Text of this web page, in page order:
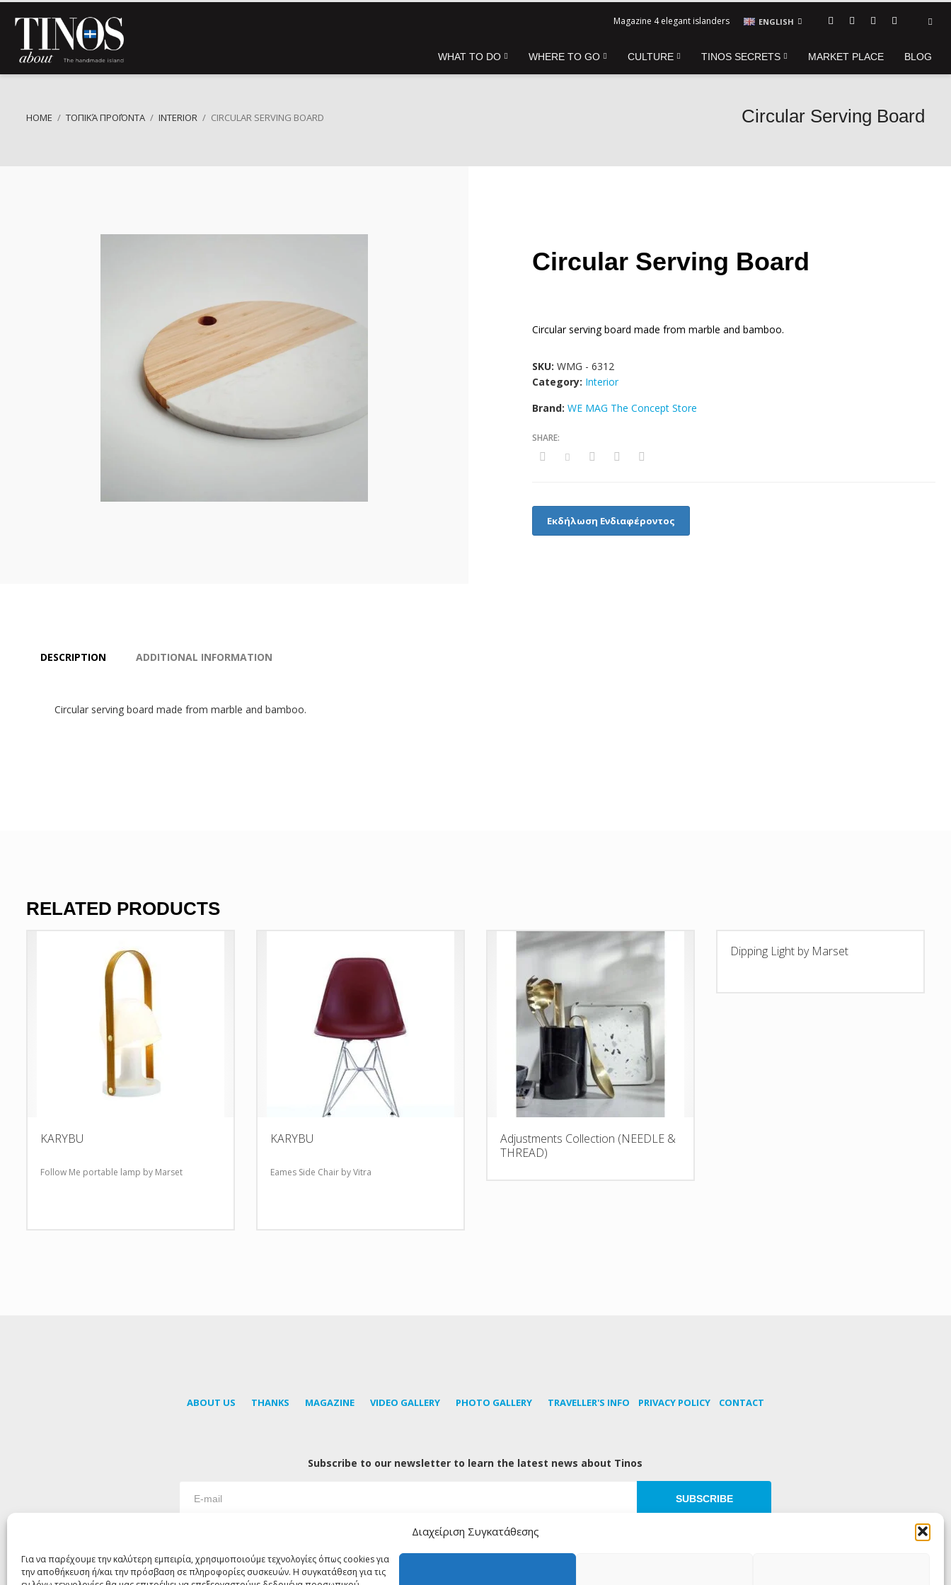
Διαχείριση Συγκατάθεσης
Για να παρέχουμε την καλύτερη εμπειρία, χρησιμοποιούμε τεχνολογίες όπως cookies για
την αποθήκευση ή/και την πρόσβαση σε πληροφορίες συσκευών. Η συγκατάθεση για τις
Magazine 4 elegant islanders ENGLISH
WHAT TO DO WHERE TO GO CULTURE TINOS SECRETS MARKET PLACE BLOG
HOME ΤΟΠΙΚΆ ΠΡΟΪΌΝΤΑ INTERIOR CIRCULAR SERVING BOARD Circular Serving Board
Circular Serving Board
Circular serving board made from marble and bamboo.
SKU: WMG - 6312
Category: Interior
Brand: WE MAG The Concept Store
Εκδήλωση Ενδιαφέροντος
DESCRIPTION ADDITIONAL INFORMATION
Circular serving board made from marble and bamboo.
RELATED PRODUCTS
KARYBU
Follow Me portable lamp by Marset
KARYBU
Eames Side Chair by Vitra
Adjustments Collection (NEEDLE &
THREAD)
Dipping Light by Marset
ABOUT US THANKS MAGAZINE VIDEO GALLERY PHOTO GALLERY TRAVELLER'S INFO PRIVACY POLICY CONTACT
Subscribe to our newsletter to learn the latest news about Tinos
SUBSCRIBE
FOLLOW US